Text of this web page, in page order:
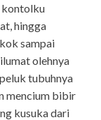
kontolku
hingga
sampai
olehnya
tubuhnya
mencium bibir
kusuka dari